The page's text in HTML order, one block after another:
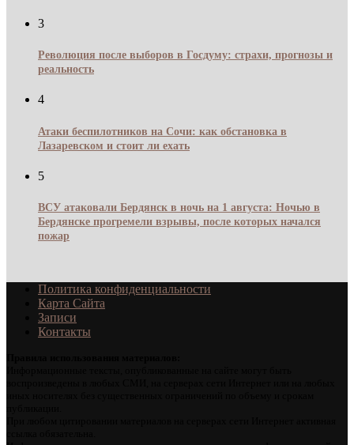
3
Революция после выборов в Госдуму: страхи, прогнозы и
реальность
4
Атаки беспилотников на Сочи: как обстановка в
Лазаревском и стоит ли ехать
5
ВСУ атаковали Бердянск в ночь на 1 августа: Ночью в
Бердянске прогремели взрывы, после которых начался
пожар
Политика конфиденциальности
Карта Сайта
Записи
Контакты